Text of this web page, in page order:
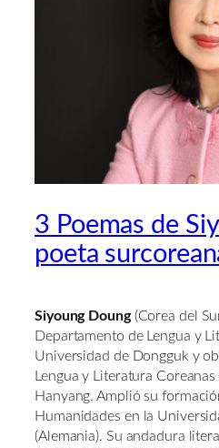
3 Poemas de
poeta
Siyoung Doung(Corea del
Departamento de Lengua y
Universidad de Dongguk y
Lengua y Literatura
Hanyang. Amplió su
Humanidades en la
(Alemania). Su andadura